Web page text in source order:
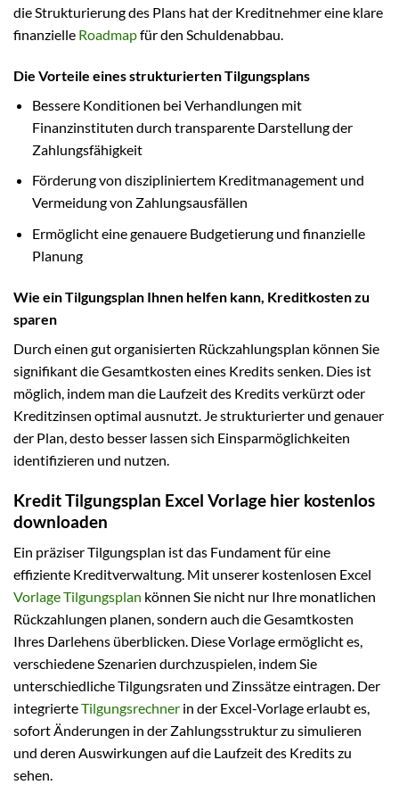
die Strukturierung des Plans hat der Kreditnehmer eine klare
finanzielle Roadmapfür den Schuldenabbau.
Die Vorteile eines strukturierten Tilgungsplans
Bessere Konditionen bei Verhandlungen mit
Finanzinstituten durch transparente Darstellung der
Zahlungsfähigkeit
Förderung von diszipliniertem Kreditmanagement und
Vermeidung von Zahlungsausfällen
Ermöglicht eine genauere Budgetierung und finanzielle
Planung
Wie ein Tilgungsplan Ihnen helfen kann, Kreditkosten zu
sparen
Durch einen gut organisierten Rückzahlungsplan können Sie
signifikant die Gesamtkosten eines Kredits senken. Dies ist
möglich, indem man die Laufzeit des Kredits verkürzt oder
Kreditzinsen optimal ausnutzt. Je strukturierter und genauer
der Plan, desto besser lassen sich Einsparmöglichkeiten
identifizieren und nutzen.
Kredit Tilgungsplan Excel Vorlage hier kostenlos
downloaden
Ein präziser Tilgungsplan ist das Fundament für eine
effiziente Kreditverwaltung. Mit unserer kostenlosen Excel
Vorlage Tilgungsplan können Sie nicht nur Ihre monatlichen
Rückzahlungen planen, sondern auch die Gesamtkosten
Ihres Darlehens überblicken. Diese Vorlage ermöglicht es,
verschiedene Szenarien durchzuspielen, indem Sie
unterschiedliche Tilgungsraten und Zinssätze eintragen. Der
integrierteTilgungsrechner in der Excel-Vorlage erlaubt es,
sofort Änderungen in der Zahlungsstruktur zu simulieren
und deren Auswirkungen auf die Laufzeit des Kredits zu
sehen.